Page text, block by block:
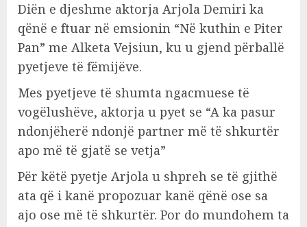
Diën e djeshme aktorja Arjola Demiri ka
qënë e ftuar në emsionin “Në kuthin e Piter
Pan” me Alketa Vejsiun, ku u gjend përballë
pyetjeve të fëmijëve.
Mes pyetjeve të shumta ngacmuese të
vogëlushëve, aktorja u pyet se “A ka pasur
ndonjëherë ndonjë partner më të shkurtër
apo më të gjatë se vetja”
Për këtë pyetje Arjola u shpreh se të gjithë
ata që i kanë propozuar kanë qënë ose sa
ajo ose më të shkurtër. Por do mundohem ta